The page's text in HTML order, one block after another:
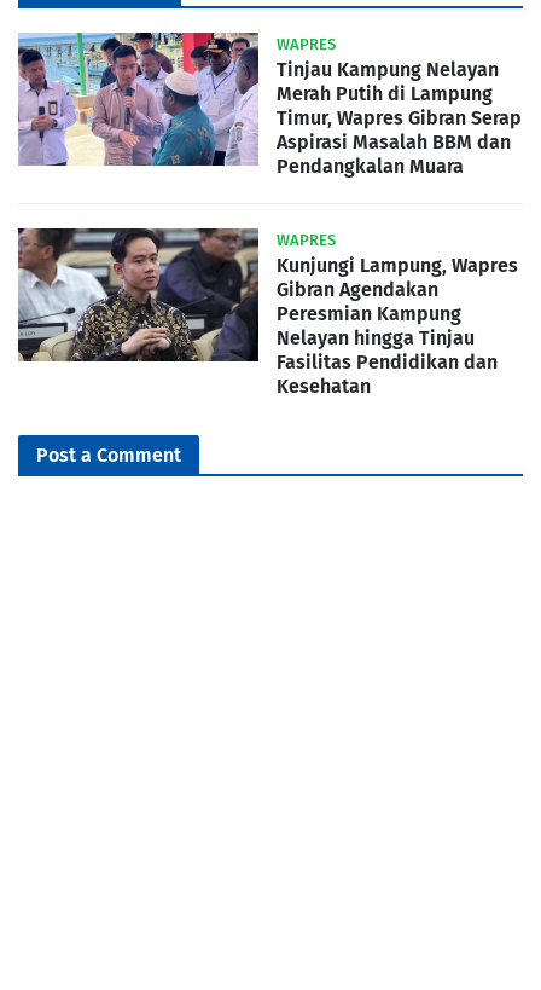
WAPRES
Tinjau Kampung Nelayan
Merah Putih di Lampung
Timur, Wapres Gibran Serap
Aspirasi Masalah BBM dan
Pendangkalan Muara
WAPRES
Kunjungi Lampung, Wapres
Gibran Agendakan
Peresmian Kampung
Nelayan hingga Tinjau
Fasilitas Pendidikan dan
Kesehatan
Post a Comment